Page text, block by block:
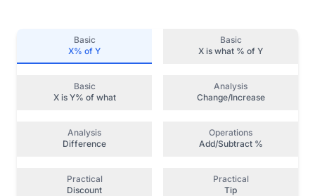
Basic
X% of Y
Basic
X is what % of Y
Basic
X is Y% of what
Analysis
Change/Increase
Analysis
Difference
Operations
Add/Subtract %
Practical
Discount
Practical
Tip